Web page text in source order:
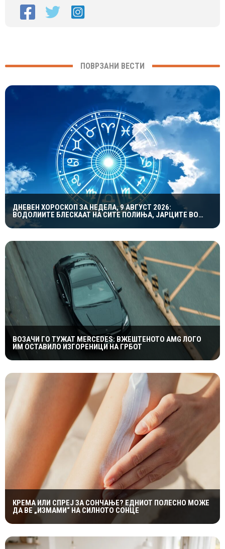
ПОВРЗАНИ ВЕСТИ
ДНЕВЕН ХОРОСКОП ЗА НЕДЕЛА, 9 АВГУСТ 2026:
ВОДОЛИИТЕ БЛЕСКААТ НА СИТЕ ПОЛИЊА, ЈАРЦИТЕ ВО
ЉУБОВТА, А БЛИЗНАЦИТЕ ВО КАРИЕРАТА
ВОЗАЧИ ГО ТУЖАТ MERCEDES: ВЖЕШТЕНОТО AMG ЛОГО
ИМ ОСТАВИЛО ИЗГОРЕНИЦИ НА ГРБОТ
КРЕМА ИЛИ СПРЕЈ ЗА СОНЧАЊЕ? ЕДНИОТ ПОЛЕСНО МОЖЕ
ДА ВЕ „ИЗМАМИ“ НА СИЛНОТО СОНЦЕ